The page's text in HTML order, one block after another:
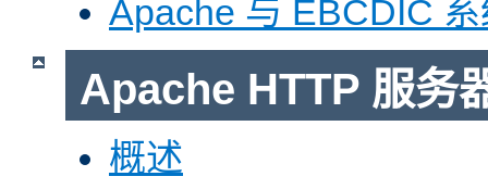
Apache 与 EBCDIC
Apache HTTP 服务
概述